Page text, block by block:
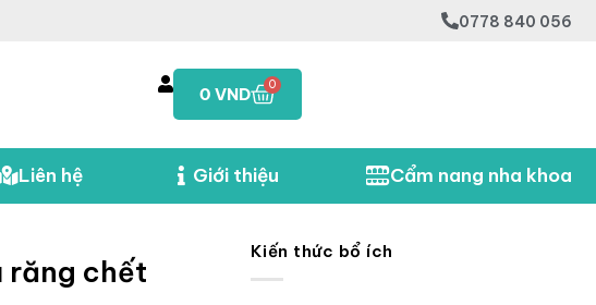
0778 840 056
0 VND 0
Liên hệ Giới thiệu Cẩm nang nha khoa
răng chết
Kiến thức bổ ích